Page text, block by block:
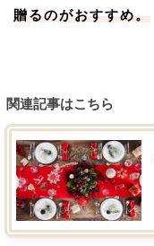
贈るのがおすすめ。
関連記事はこちら